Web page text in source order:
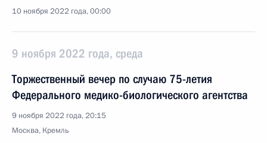
10 ноября 2022 года, 00:00
9 ноября 2022 года, среда
Торжественный вечер по случаю 75-летия
Федерального медико-биологического агентства
9 ноября 2022 года, 20:15
Москва, Кремль